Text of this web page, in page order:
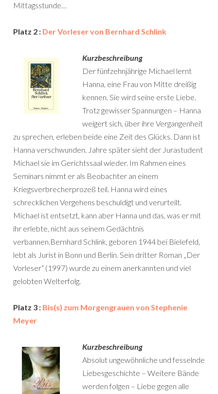
Mittagsstunde…
Platz 2 : Der Vorleser von Bernhard Schlink
Kurzbeschreibung
Der fünfzehnjährige Michael lernt
Hanna, eine Frau von Mitte dreißig
kennen. Sie wird seine erste Liebe.
Trotz gewisser Spannungen – Hanna
weigert sich, über ihre Vergangenheit
zu sprechen, erleben beide eine Zeit des Glücks. Dann ist
Hanna verschwunden. Jahre später sieht der Jurastudent
Michael sie im Gerichtssaal wieder. Im Rahmen eines
Seminars nimmt er als Beobachter an einem
Kriegsverbrecherprozeß teil. Hanna wird eines
schrecklichen Vergehens beschuldigt und verurteilt.
Michael ist entsetzt, kann aber Hanna und das, was er mit
ihr erlebte, nicht aus seinem Gedächtnis
verbannen.Bernhard Schlink, geboren 1944 bei Bielefeld,
lebt als Jurist in Bonn und Berlin. Sein dritter Roman „Der
Vorleser“ (1997) wurde zu einem anerkannten und viel
gelobten Welterfolg.
Platz 3 : Bis(s) zum Morgengrauen von Stephenie
Meyer
Kurzbeschreibung
Absolut ungewöhnliche und fesselnde
Liebesgeschichte – Weitere Bände
werden folgen – Liebe gegen alle